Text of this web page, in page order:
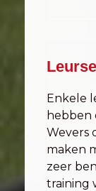
Enkele
hebben
Wevers
maken
zeer
training